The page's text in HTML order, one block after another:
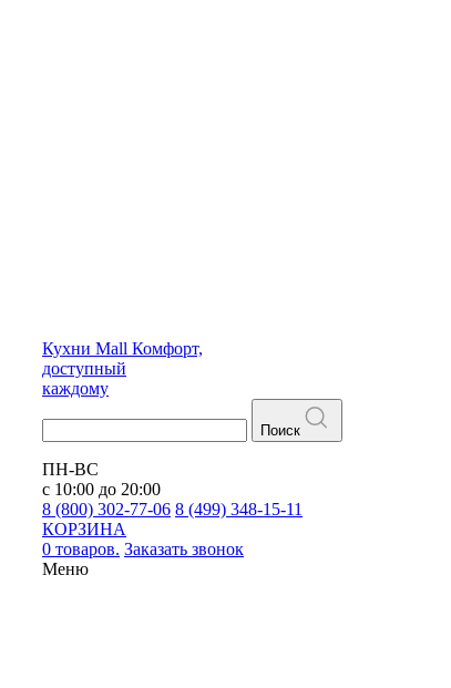
Кухни Mall Комфорт,
доступный
каждому
Поиск
ПН-ВС
с 10:00 до 20:00
8 (800) 302-77-06 8 (499) 348-15-11
КОРЗИНА
0 товаров. Заказать звонок
Меню